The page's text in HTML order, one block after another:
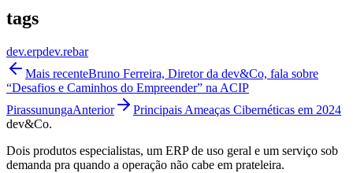
tags
dev.erpdev.rebar
Mais recenteBruno Ferreira, Diretor da dev&Co, fala sobre
“Desafios e Caminhos do Empreender” na ACIP
PirassunungaAnterior
Principais Ameaças Cibernéticas em 2024
dev&Co.
Dois produtos especialistas, um ERP de uso geral e um serviço sob
demanda pra quando a operação não cabe em prateleira.